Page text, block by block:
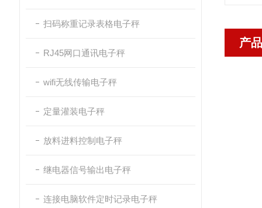
扫码称重记录表格电子秤
RJ45网口通讯电子秤
wifi无线传输电子秤
定量灌装电子秤
放料进料控制电子秤
继电器信号输出电子秤
连接电脑软件定时记录电子秤
产